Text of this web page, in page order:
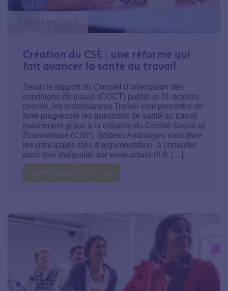
7 décembre 2018
Création du CSE : une réforme qui
fait avancer la santé au travail
Selon le rapport du Conseil d’orientation des
conditions de travail (COCT) publié le 31 octobre
dernier, les ordonnances Travail vont permettre de
faire progresser les questions de santé au travail
notamment grâce à la création du Comité Social et
Économique (CSE). Sodexo Avantages vous livre
les principales clés d’argumentation, à consulter
dans leur intégralité sur www.actuel-rh.fr. […]
LES MISSIONS DU CE / CSE